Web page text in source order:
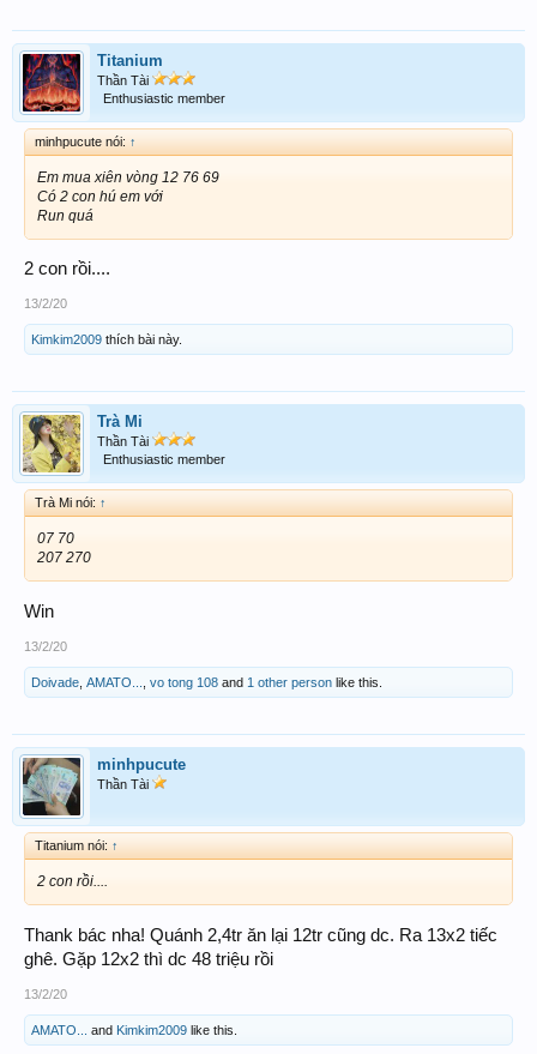
Titanium
Thần Tài
Enthusiastic member
minhpucute nói: ↑
Em mua xiên vòng 12 76 69
Có 2 con hú em với
Run quá
2 con rồi....
13/2/20
Kimkim2009 thích bài này.
Trà Mi
Thần Tài
Enthusiastic member
Trà Mi nói: ↑
07 70
207 270
Win
13/2/20
Doivade AMATO... vo tong 108 and 1 other person like this.
minhpucute
Thần Tài
Titanium nói: ↑
2 con rồi....
Thank bác nha! Quánh 2,4tr ăn lại 12tr cũng dc. Ra 13x2 tiếc
ghê. Gặp 12x2 thì dc 48 triệu rồi
13/2/20
AMATO... and Kimkim2009 like this.